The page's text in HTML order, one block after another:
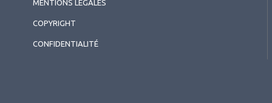
MENTIONS LÉGALES
COPYRIGHT
CONFIDENTIALITÉ